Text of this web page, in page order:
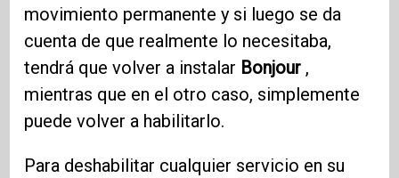
movimiento permanente y si luego se da
cuenta de que realmente lo necesitaba,
tendrá que volver a instalar Bonjour ,
mientras que en el otro caso, simplemente
puede volver a habilitarlo.
Para deshabilitar cualquier servicio en su